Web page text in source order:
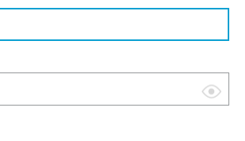
表